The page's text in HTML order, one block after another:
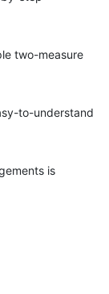
two-measure
to-understand
is